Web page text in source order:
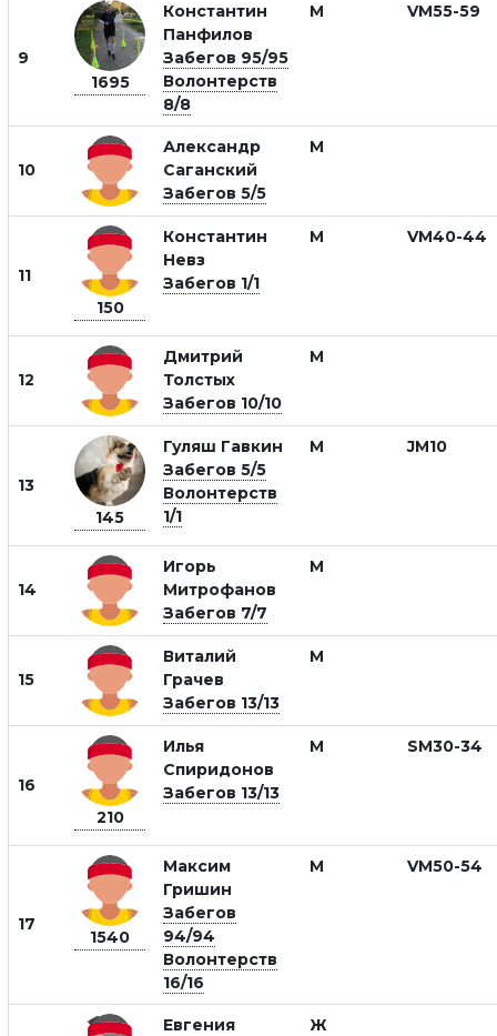
9
1695
Константин
Панфилов
Забегов 95/95
Волонтерств
8/8
М VM55-59
10
Александр
Саганский
Забегов 5/5
М
11
150
Константин
Невз
Забегов 1/1
М VM40-44
12
Дмитрий
Толстых
Забегов 10/10
М
13
145
Гуляш Гавкин
Забегов 5/5
Волонтерств
1/1
М JM10
14
Игорь
Митрофанов
Забегов 7/7
М
15
Виталий
Грачев
Забегов 13/13
М
16
210
Илья
Спиридонов
Забегов 13/13
М SM30-34
17
1540
Максим
Гришин
Забегов
94/94
Волонтерств
16/16
М VM50-54
Евгения
Ж